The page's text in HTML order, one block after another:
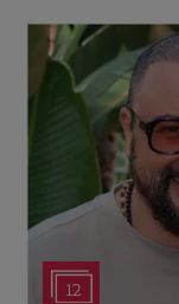
12